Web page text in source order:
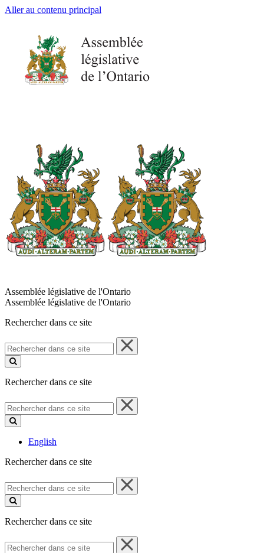
Aller au contenu principal
Assemblée législative de l'Ontario
Assemblée législative de l'Ontario
Rechercher dans ce site
Rechercher
dans
ce
Rechercher dans ce site
Rechercher
dans
ce
English
Rechercher dans ce site
Rechercher
dans
ce
Rechercher dans ce site
Rechercher